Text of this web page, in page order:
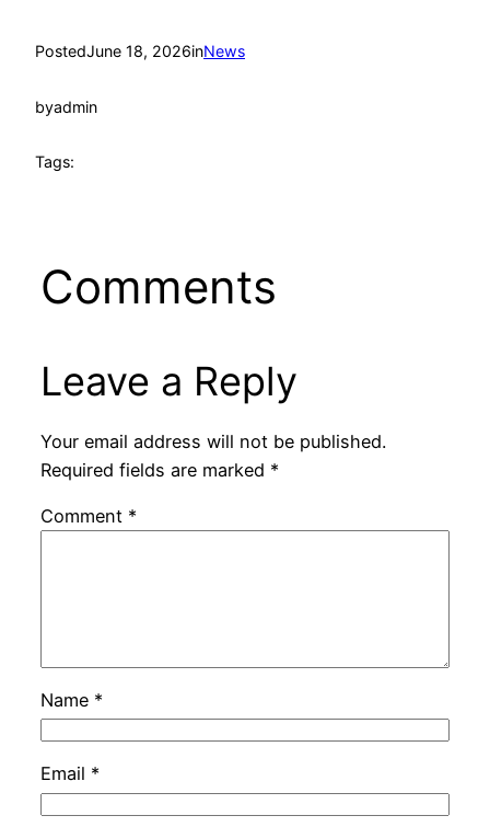
PostedJune 18, 2026inNews
byadmin
Tags:
Comments
Leave a Reply
Your email address will not be published.
Required fields are marked *
Comment *
Name *
Email *